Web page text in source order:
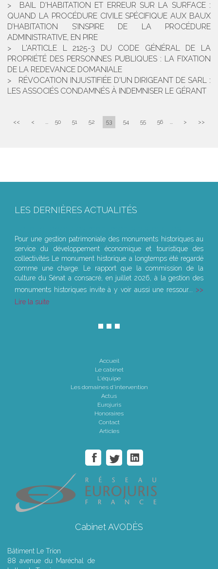
BAIL D'HABITATION ET ERREUR SUR LA SURFACE :
QUAND LA PROCÉDURE CIVILE SPÉCIFIQUE AUX BAUX
D’HABITATION S’INSPIRE DE LA PROCÉDURE
ADMINISTRATIVE, EN PIRE
L'ARTICLE L 2125-3 DU CODE GÉNÉRAL DE LA
PROPRIÉTÉ DES PERSONNES PUBLIQUES : LA FIXATION
DE LA REDEVANCE DOMANIALE
RÉVOCATION INJUSTIFIÉE D'UN DIRIGEANT DE SARL :
LES ASSOCIÉS CONDAMNÉS À INDEMNISER LE GÉRANT
<< < ... 50 51 52 53 54 55 56 ... > >>
LES DERNIÈRES ACTUALITÉS
Pour une gestion patrimoniale des monuments historiques au
service du développement économique et touristique des
collectivités Le monument historique a longtemps été regardé
comme une charge. Le rapport que la commission de la
culture du Sénat a consacré, en juillet 2026, à la gestion des
monuments historiques invite à y voir aussi une ressour...
Lire la suite
Accueil
Le cabinet
L'équipe
Les domaines d'intervention
Actus
Eurojuris
Honoraires
Contact
Articles
Cabinet AVODÈS
Bâtiment Le Trion
88 avenue du Maréchal de